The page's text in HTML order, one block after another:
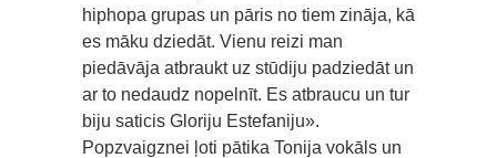
hiphopa grupas un pāris no tiem zināja, kā
es māku dziedāt. Vienu reizi man
piedāvāja atbraukt uz stūdiju padziedāt un
ar to nedaudz nopelnīt. Es atbraucu un tur
biju saticis Gloriju Estefaniju».
Popzvaigznei ļoti pātika Tonija vokāls un